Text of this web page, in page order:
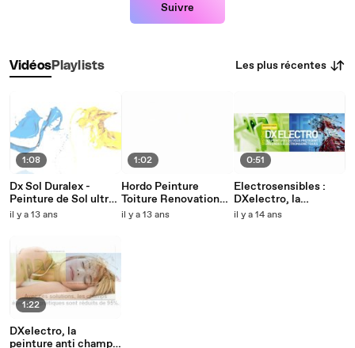
Suivre
VidéosPlaylists Les plus récentes
1:08
Dx Sol Duralex -
Peinture de Sol ultra
résistante
il y a 13 ans
1:22
DXelectro, la
peinture anti champs
1:02
Hordo Peinture
Toiture Renovation
Haute protection
il y a 13 ans
0:51
Electrosensibles :
DXelectro, la
peinture anti ondes
il y a 14 ans